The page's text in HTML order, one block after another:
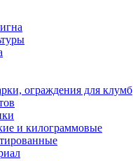
ограждения для клумб
и килограммовые